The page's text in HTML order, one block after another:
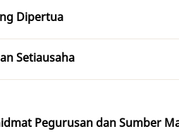
Dipertua
Setiausaha
Pegurusan dan Sumber